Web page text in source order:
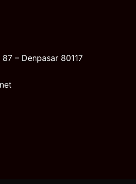
– Denpasar 80117